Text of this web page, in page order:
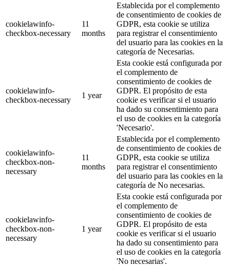
cookielawinfo-
checkbox-necessary
11
months
Establecida por el complemento
de consentimiento de cookies de
GDPR, esta cookie se utiliza
para registrar el consentimiento
del usuario para las cookies en la
categoría de Necesarias.
cookielawinfo-
checkbox-necessary
1 year
Esta cookie está configurada por
el complemento de
consentimiento de cookies de
GDPR. El propósito de esta
cookie es verificar si el usuario
ha dado su consentimiento para
el uso de cookies en la categoría
'Necesario'.
cookielawinfo-
checkbox-non-
necessary
11
months
Establecida por el complemento
de consentimiento de cookies de
GDPR, esta cookie se utiliza
para registrar el consentimiento
del usuario para las cookies en la
categoría de No necesarias.
cookielawinfo-
checkbox-non-
necessary
1 year
Esta cookie está configurada por
el complemento de
consentimiento de cookies de
GDPR. El propósito de esta
cookie es verificar si el usuario
ha dado su consentimiento para
el uso de cookies en la categoría
'No necesarias'.